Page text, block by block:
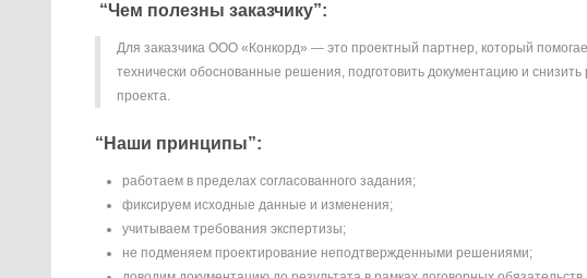
“Чем полезны заказчику”:
Для заказчика ООО «Конкорд» — это проектный партнер, который
технически обоснованные решения, подготовить документацию и
проекта.
“Наши принципы”:
работаем в пределах согласованного задания;
фиксируем исходные данные и изменения;
учитываем требования экспертизы;
не подменяем проектирование неподтвержденными решениями;